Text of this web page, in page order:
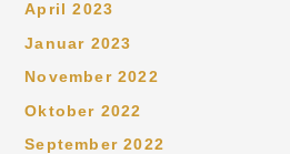
April 2023
Januar 2023
November 2022
Oktober 2022
September 2022